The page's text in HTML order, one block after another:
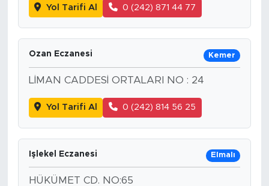
Yol Tarifi Al 0 (242) 871 44 77
Ozan Eczanesi Kemer
LİMAN CADDESİ ORTALARI NO : 24
Yol Tarifi Al 0 (242) 814 56 25
Işlekel Eczanesi Elmalı
HÜKÜMET CD. NO:65